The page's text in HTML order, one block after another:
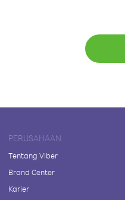
PERUSAHAAN
Tentang Viber
Brand Center
Karier